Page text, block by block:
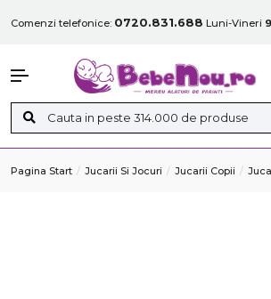
Comenzi telefonice: 0720.831.688 Luni-Vineri
Pagina Start Jucarii Si Jocuri Jucarii Copii